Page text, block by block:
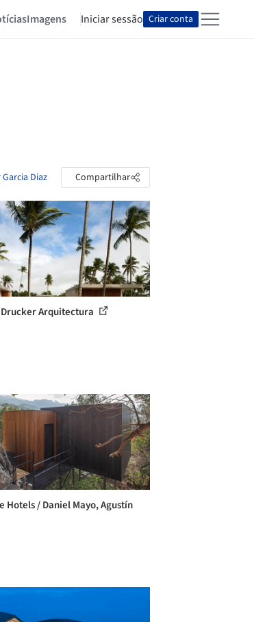
Imagens Iniciar sessão Criar conta
Diaz Compartilhar
Arquitectura
Hotels / Daniel Mayo, Agustín